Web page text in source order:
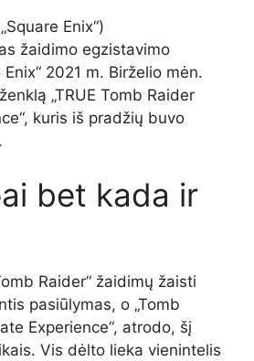
Enix“)
žaidimo egzistavimo
2021 m. Birželio mėn.
„TRUE Tomb Raider
kuris iš pradžių buvo
bet kada ir
Raider“ žaidimų žaisti
pasiūlymas, o „Tomb
Experience“, atrodo, šį
Vis dėlto lieka vienintelis